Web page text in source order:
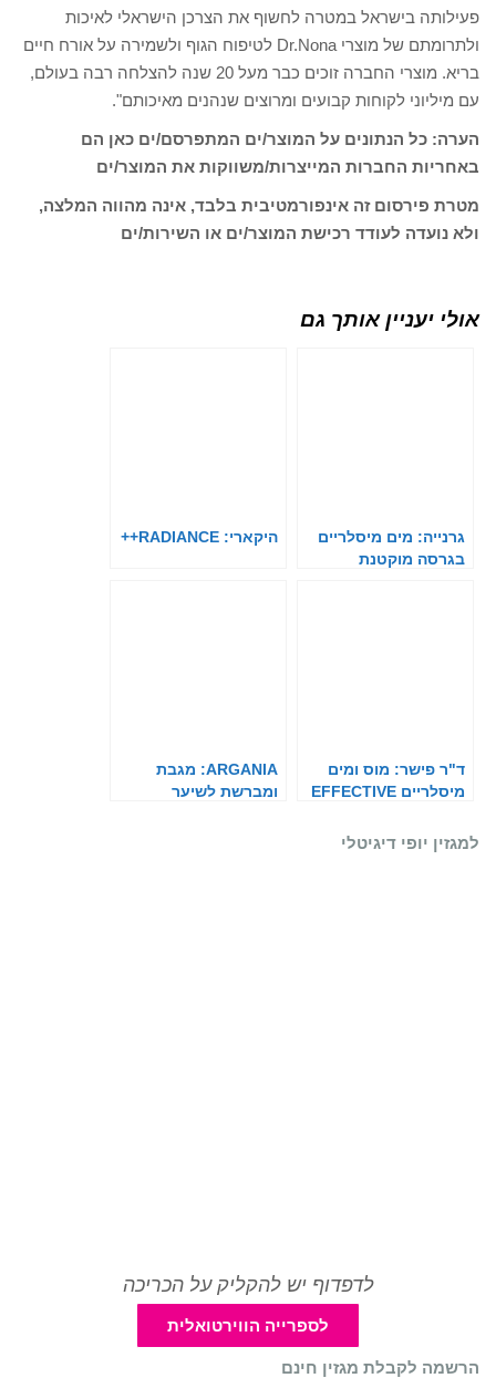
פעילותה בישראל במטרה לחשוף את הצרכן הישראלי לאיכות
ולתרומתם של מוצרי Dr.Nona לטיפוח הגוף ולשמירה על אורח חיים
בריא. מוצרי החברה זוכים כבר מעל 20 שנה להצלחה רבה בעולם,
עם מיליוני לקוחות קבועים ומרוצים שנהנים מאיכותם".
הערה: כל הנתונים על המוצר/ים המתפרסם/ים כאן הם
באחריות החברות המייצרות/משווקות את המוצר/ים
מטרת פירסום זה אינפורמטיבית בלבד, אינה מהווה המלצה,
ולא נועדה לעודד רכישת המוצר/ים או השירות/ים
אולי יעניין אותך גם
גרנייה: מים מיסלריים
בגרסה מוקטנת
היקארי: RADIANCE++
ד"ר פישר: מוס ומים
מיסלריים EFFECTIVE
ARGANIA: מגבת
ומברשת לשיער
למגזין יופי דיגיטלי
לדפדוף יש להקליק על הכריכה
לספרייה הווירטואלית
הרשמה לקבלת מגזין חינם